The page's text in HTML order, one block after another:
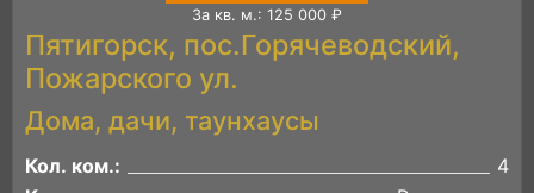
За кв. м.: 125 000 ₽
Пятигорск, пос.Горячеводский,
Пожарского ул.
Дома, дачи, таунхаусы
Кол. ком.:
4